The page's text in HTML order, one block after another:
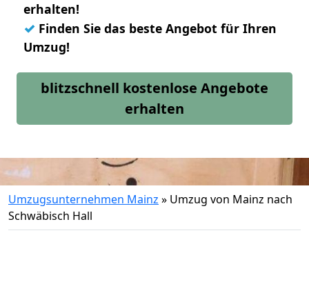
erhalten!
✓ Finden Sie das beste Angebot für Ihren
Umzug!
blitzschnell kostenlose Angebote
erhalten
Umzugsunternehmen Mainz » Umzug von Mainz nach
Schwäbisch Hall